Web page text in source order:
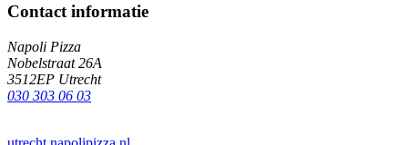
Contact informatie
Napoli Pizza
Nobelstraat 26A
3512EP Utrecht
030 303 06 03